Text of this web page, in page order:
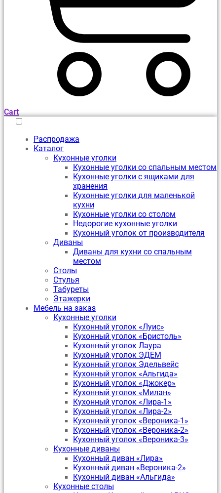
Cart
Распродажа
Каталог
Кухонные уголки
Кухонные уголки со спальным местом
Кухонные уголки с ящиками для
хранения
Кухонные уголки для маленькой
кухни
Кухонные уголки со столом
Недорогие кухонные уголки
Кухонный уголок от производителя
Диваны
Диваны для кухни со спальным
местом
Столы
Стулья
Табуреты
Этажерки
Мебель на заказ
Кухонные уголки
Кухонный уголок «Луис»
Кухонный уголок «Бристоль»
Кухонный уголок Лаура
Кухонный уголок ЭДЕМ
Кухонный уголок Эдельвейс
Кухонный уголок «Альгида»
Кухонный уголок «Джокер»
Кухонный уголок «Милан»
Кухонный уголок «Лира-1»
Кухонный уголок «Лира-2»
Кухонный уголок «Вероника-1»
Кухонный уголок «Вероника-2»
Кухонный уголок «Вероника-3»
Кухонные диваны
Кухонный диван «Лира»
Кухонный диван «Вероника-2»
Кухонный диван «Альгида»
Кухонные столы